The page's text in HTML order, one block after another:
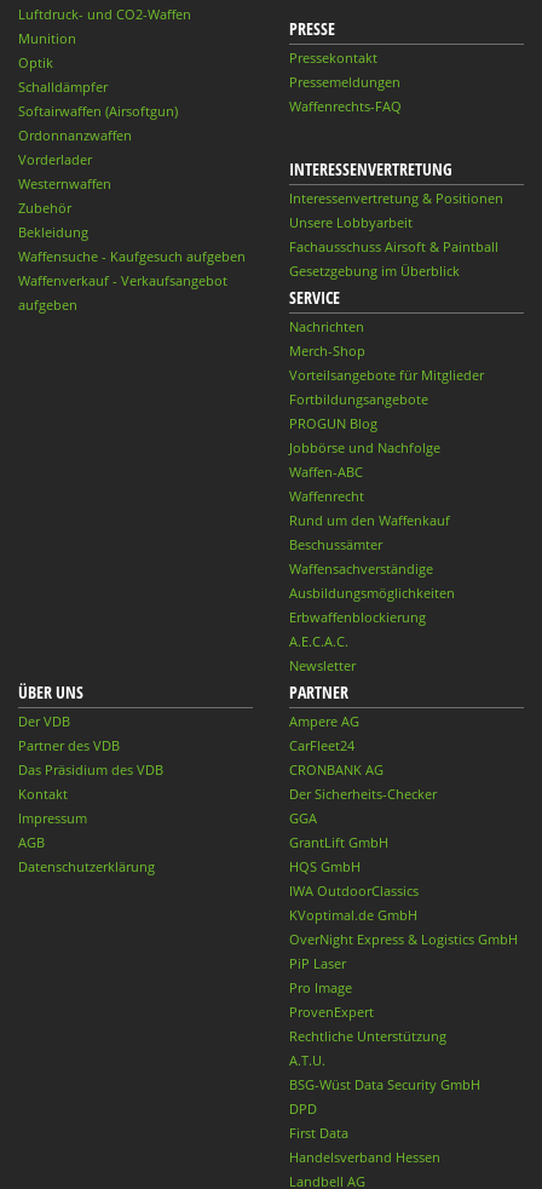
Luftdruck- und CO2-Waffen
Munition
Optik
Schalldämpfer
Softairwaffen (Airsoftgun)
Ordonnanzwaffen
Vorderlader
Westernwaffen
Zubehör
Bekleidung
Waffensuche - Kaufgesuch aufgeben
Waffenverkauf - Verkaufsangebot
aufgeben
PRESSE
Pressekontakt
Pressemeldungen
Waffenrechts-FAQ
INTERESSENVERTRETUNG
Interessenvertretung & Positionen
Unsere Lobbyarbeit
Fachausschuss Airsoft & Paintball
Gesetzgebung im Überblick
SERVICE
Nachrichten
Merch-Shop
Vorteilsangebote für Mitglieder
Fortbildungsangebote
PROGUN Blog
Jobbörse und Nachfolge
Waffen-ABC
Waffenrecht
Rund um den Waffenkauf
Beschussämter
Waffensachverständige
Ausbildungsmöglichkeiten
Erbwaffenblockierung
A.E.C.A.C.
Newsletter
ÜBER UNS
Der VDB
Partner des VDB
Das Präsidium des VDB
Kontakt
Impressum
AGB
Datenschutzerklärung
PARTNER
Ampere AG
CarFleet24
CRONBANK AG
Der Sicherheits-Checker
GGA
GrantLift GmbH
HQS GmbH
IWA OutdoorClassics
KVoptimal.de GmbH
OverNight Express & Logistics GmbH
PiP Laser
Pro Image
ProvenExpert
Rechtliche Unterstützung
A.T.U.
BSG-Wüst Data Security GmbH
DPD
First Data
Handelsverband Hessen
Landbell AG